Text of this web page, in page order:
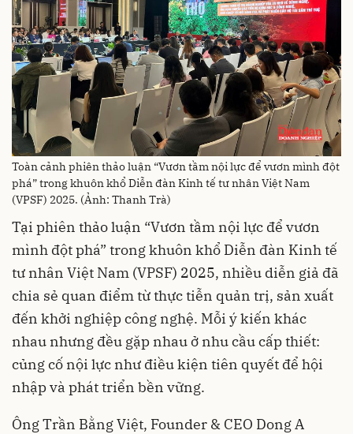
Toàn cảnh phiên thảo luận “Vươn tầm nội lực để vươn mình đột
phá” trong khuôn khổ Diễn đàn Kinh tế tư nhân Việt Nam
(VPSF) 2025. (Ảnh: Thanh Trà)
Tại phiên thảo luận “Vươn tầm nội lực để vươn
mình đột phá” trong khuôn khổ Diễn đàn Kinh tế
tư nhân Việt Nam (VPSF) 2025, nhiều diễn giả đã
chia sẻ quan điểm từ thực tiễn quản trị, sản xuất
đến khởi nghiệp công nghệ. Mỗi ý kiến khác
nhau nhưng đều gặp nhau ở nhu cầu cấp thiết:
củng cố nội lực như điều kiện tiên quyết để hội
nhập và phát triển bền vững.
Ông Trần Bằng Việt, Founder & CEO Dong A